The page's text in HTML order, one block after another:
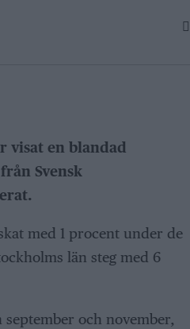
visat en blandad
Svensk
med 1 procent under de
län steg med 6
och november,